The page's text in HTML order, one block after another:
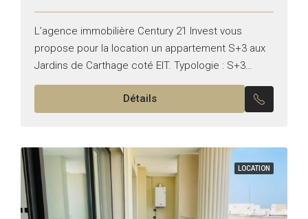
L’agence immobilière Century 21 Invest vous
propose pour la location un appartement S+3 aux
Jardins de Carthage coté EIT. Typologie : S+3
Superficie : 190 m² Il se compose de : –...
Détails
LOCATION